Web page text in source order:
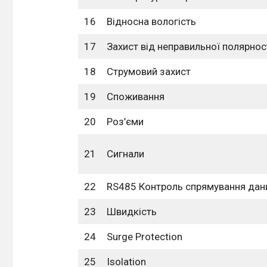
16 Відносна вологість
17 Захист від неправильної
18 Струмовий захист
19 Споживання
20 Роз’єми
21 Сигнали
22 RS485 Контроль спрямування
23 Швидкість
24 Surge Protection
25 Isolation